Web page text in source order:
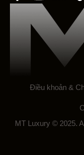
MT Luxury © 2025.
Điều khoản &